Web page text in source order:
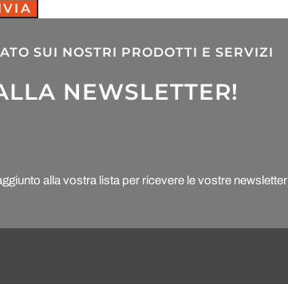
SUI NOSTRI PRODOTTI E SERVIZI
NEWSLETTER!
alla vostra lista per ricevere le vostre newsletter